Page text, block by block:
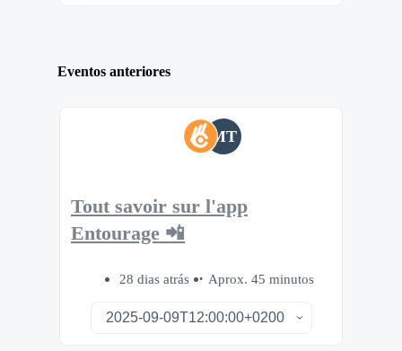
Eventos anteriores
MT
Tout savoir sur l'app
Entourage 📲
28 dias atrás Aprox. 45 minutos